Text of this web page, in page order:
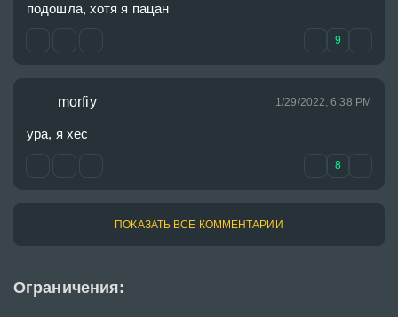
Ограничения:
morfiy 1/29/2022, 6:38 PM
ура, я хес
8
подошла, хотя я пацан
9
ПОКАЗАТЬ ВСЕ КОММЕНТАРИИ